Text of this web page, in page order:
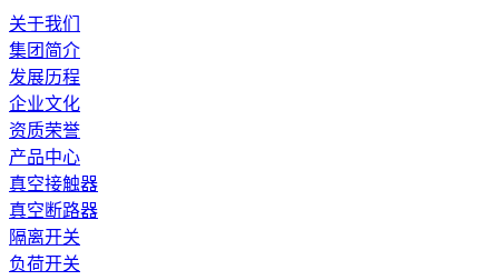
关于我们
集团简介
发展历程
企业文化
资质荣誉
产品中心
真空接触器
真空断路器
隔离开关
负荷开关